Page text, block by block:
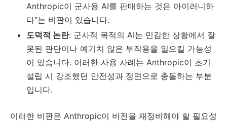
Anthropic이 군사용 AI를 판매하는 것은 아이러니하
다"는 비판이 있습니다.
도덕적 논란: 군사적 목적의 AI는 민감한 상황에서 잘
못된 판단이나 예기치 않은 부작용을 일으킬 가능성
이 있습니다. 이러한 사용 사례는 Anthropic이 초기
설립 시 강조했던 안전성과 정면으로 충돌하는 부분
입니다.
이러한 비판은 Anthropic이 비전을 재정비해야 할 필요성